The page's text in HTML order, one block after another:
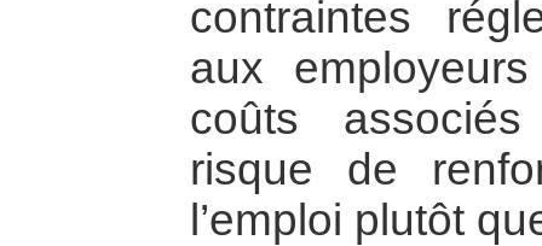
contraintes
aux
coûts
risque de
l’emploi plutôt